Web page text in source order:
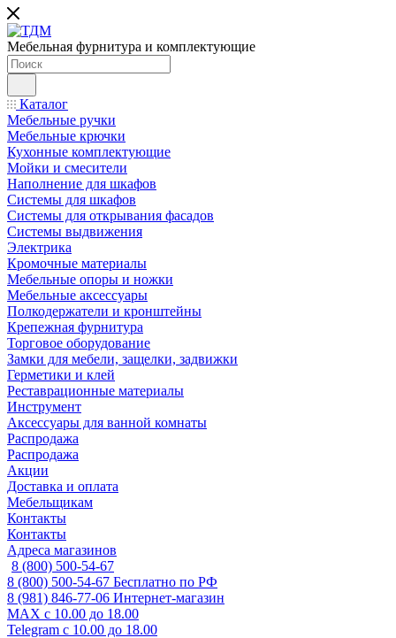
Мебельная фурнитура и комплектующие
Каталог
Мебельные ручки
Мебельные крючки
Кухонные комплектующие
Мойки и смесители
Наполнение для шкафов
Cистемы для шкафов
Системы для открывания фасадов
Системы выдвижения
Электрика
Кромочные материалы
Мебельные опоры и ножки
Мебельные аксессуары
Полкодержатели и кронштейны
Крепежная фурнитура
Торговое оборудование
Замки для мебели, защелки, задвижки
Герметики и клей
Реставрационные материалы
Инструмент
Аксессуары для ванной комнаты
Распродажа
Распродажа
Акции
Доставка и оплата
Мебельщикам
Контакты
Контакты
Адреса магазинов
8 (800) 500-54-67
8 (800) 500-54-67 Бесплатно по РФ
8 (981) 846-77-06 Интернет-магазин
MAX с 10.00 до 18.00
Telegram с 10.00 до 18.00